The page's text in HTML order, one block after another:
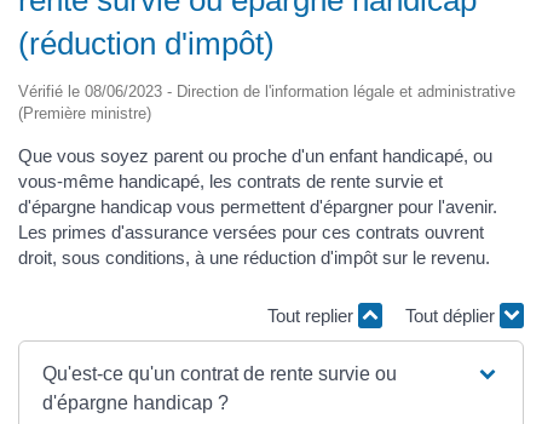
(réduction d'impôt)
Vérifié le 08/06/2023 - Direction de l'information légale et administrative
(Première ministre)
Que vous soyez parent ou proche d'un enfant handicapé, ou
vous-même handicapé, les contrats de rente survie et
d'épargne handicap vous permettent d'épargner pour l'avenir.
Les primes d'assurance versées pour ces contrats ouvrent
droit, sous conditions, à une réduction d'impôt sur le revenu.
Tout replier Tout déplier
Qu'est-ce qu'un contrat de rente survie ou
d'épargne handicap ?